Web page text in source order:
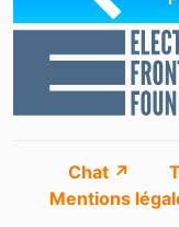
Chat ↗
Mentions